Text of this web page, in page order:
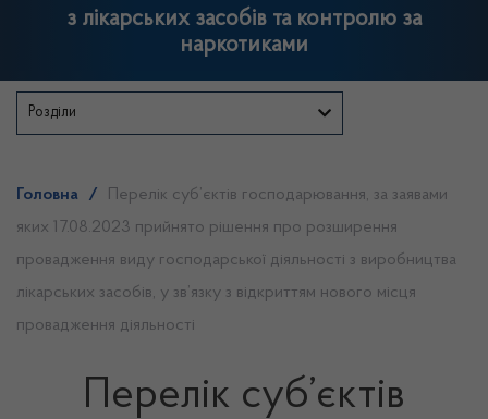
з лікарських засобів та контролю за
наркотиками
Розділи
Головна /
Перелік суб’єктів господарювання, за заявами
яких 17.08.2023 прийнято рішення про розширення
провадження виду господарської діяльності з виробництва
лікарських засобів, у зв’язку з відкриттям нового місця
провадження діяльності
Перелік суб’єктів